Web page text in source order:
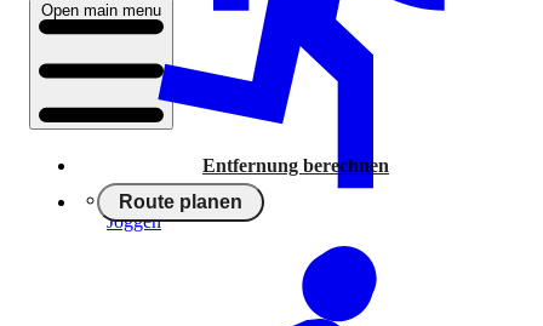
Open main menu
Entfernung berechnen
Route planen
Joggen